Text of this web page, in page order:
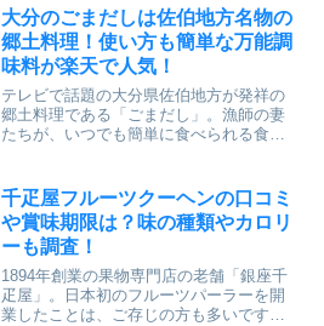
です。こちらの商品は、大手通販サイト
楽天市場で購入することができますよ^^
口コミを調べてみると、アイスクリーム
のセットは「子どもから年配の方まで楽
しんでいただける」という点が、人気の
ポイントになっています。今回は、銀座
千疋屋プレミアムアイス＆ソルベ８個入
の口コミや、味の種類などについて詳し
い！
大分のごまだしは佐伯地方名物の
郷土料理！使い方も簡単な万能調
味料が楽天で人気！
テレビで話題の大分県佐伯地方が発祥の
郷土料理である「ごまだし」。漁師の妻
たちが、いつでも簡単に食べられる食事
まだし3本セット」をピックアップしたい
と思います。3本セットの「ごまだし」の
味は、えそ、アジ、鯛の3種類です。すべ
て国産材料を使用しているので、安心し
て食べられますよ^^うどんやおそば、お
茶漬けにトッピングするだけで栄養満点
の漁師飯が完成します！
千疋屋フルーツクーヘンの口コミ
や賞味期限は？味の種類やカロリ
ーも調査！
1894年創業の果物専門店の老舗「銀座千
疋屋」。日本初のフルーツパーラーを開
業したことは、ご存じの方も多いですよ